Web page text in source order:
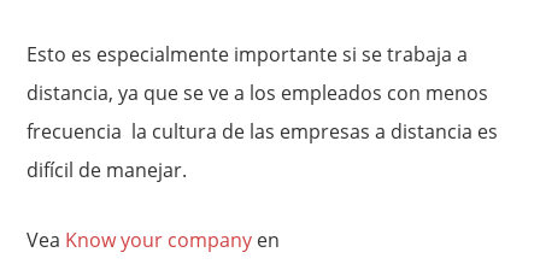
Esto es especialmente importante si se trabaja a
distancia, ya que se ve a los empleados con menos
frecuencia la cultura de las empresas a distancia es
difícil de manejar.
Vea Know your company en